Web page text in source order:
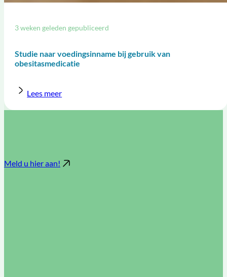
Studie naar voedingsinname bij gebruik van
obesitasmedicatie
3 weken geleden gepubliceerd
Lees meer
Meld u hier aan!